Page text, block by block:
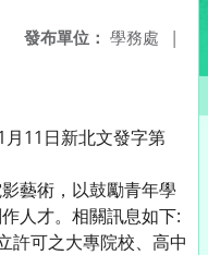
發布單位： 學務處 |
11日新北文發字第
藝術，以鼓勵青年學
人才。相關訊息如下:
許可之大專院校、高中